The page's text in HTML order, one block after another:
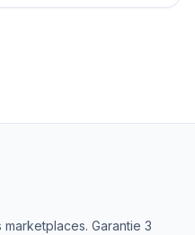
Garantie 3